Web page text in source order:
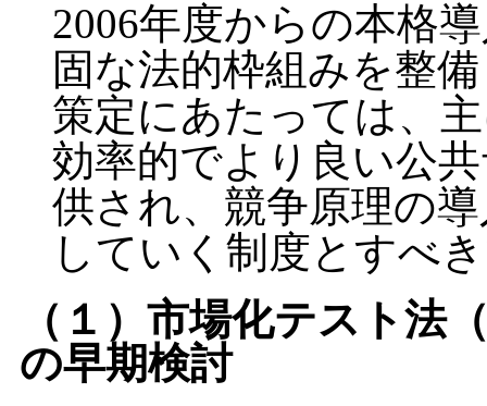
2006年度からの本格
固な法的枠組みを整
策定にあたっては、
効率的でより良い公
供され、競争原理の
していく制度とすべ
（１）市場化テスト法
の早期検討